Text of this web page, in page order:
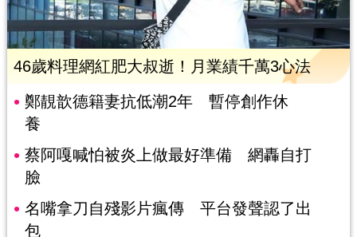
46歲料理網紅肥大叔逝！月業績千萬3心法
鄭靚歆德籍妻抗低潮2年 暫停創作休
養
蔡阿嘎喊怕被炎上做最好準備 網轟自打
臉
名嘴拿刀自殘影片瘋傳 平台發聲認了出
包